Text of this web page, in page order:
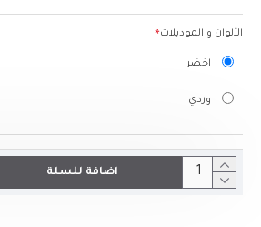
الألوان و الموديلات
اخضر
وردي
اضافة للسلة